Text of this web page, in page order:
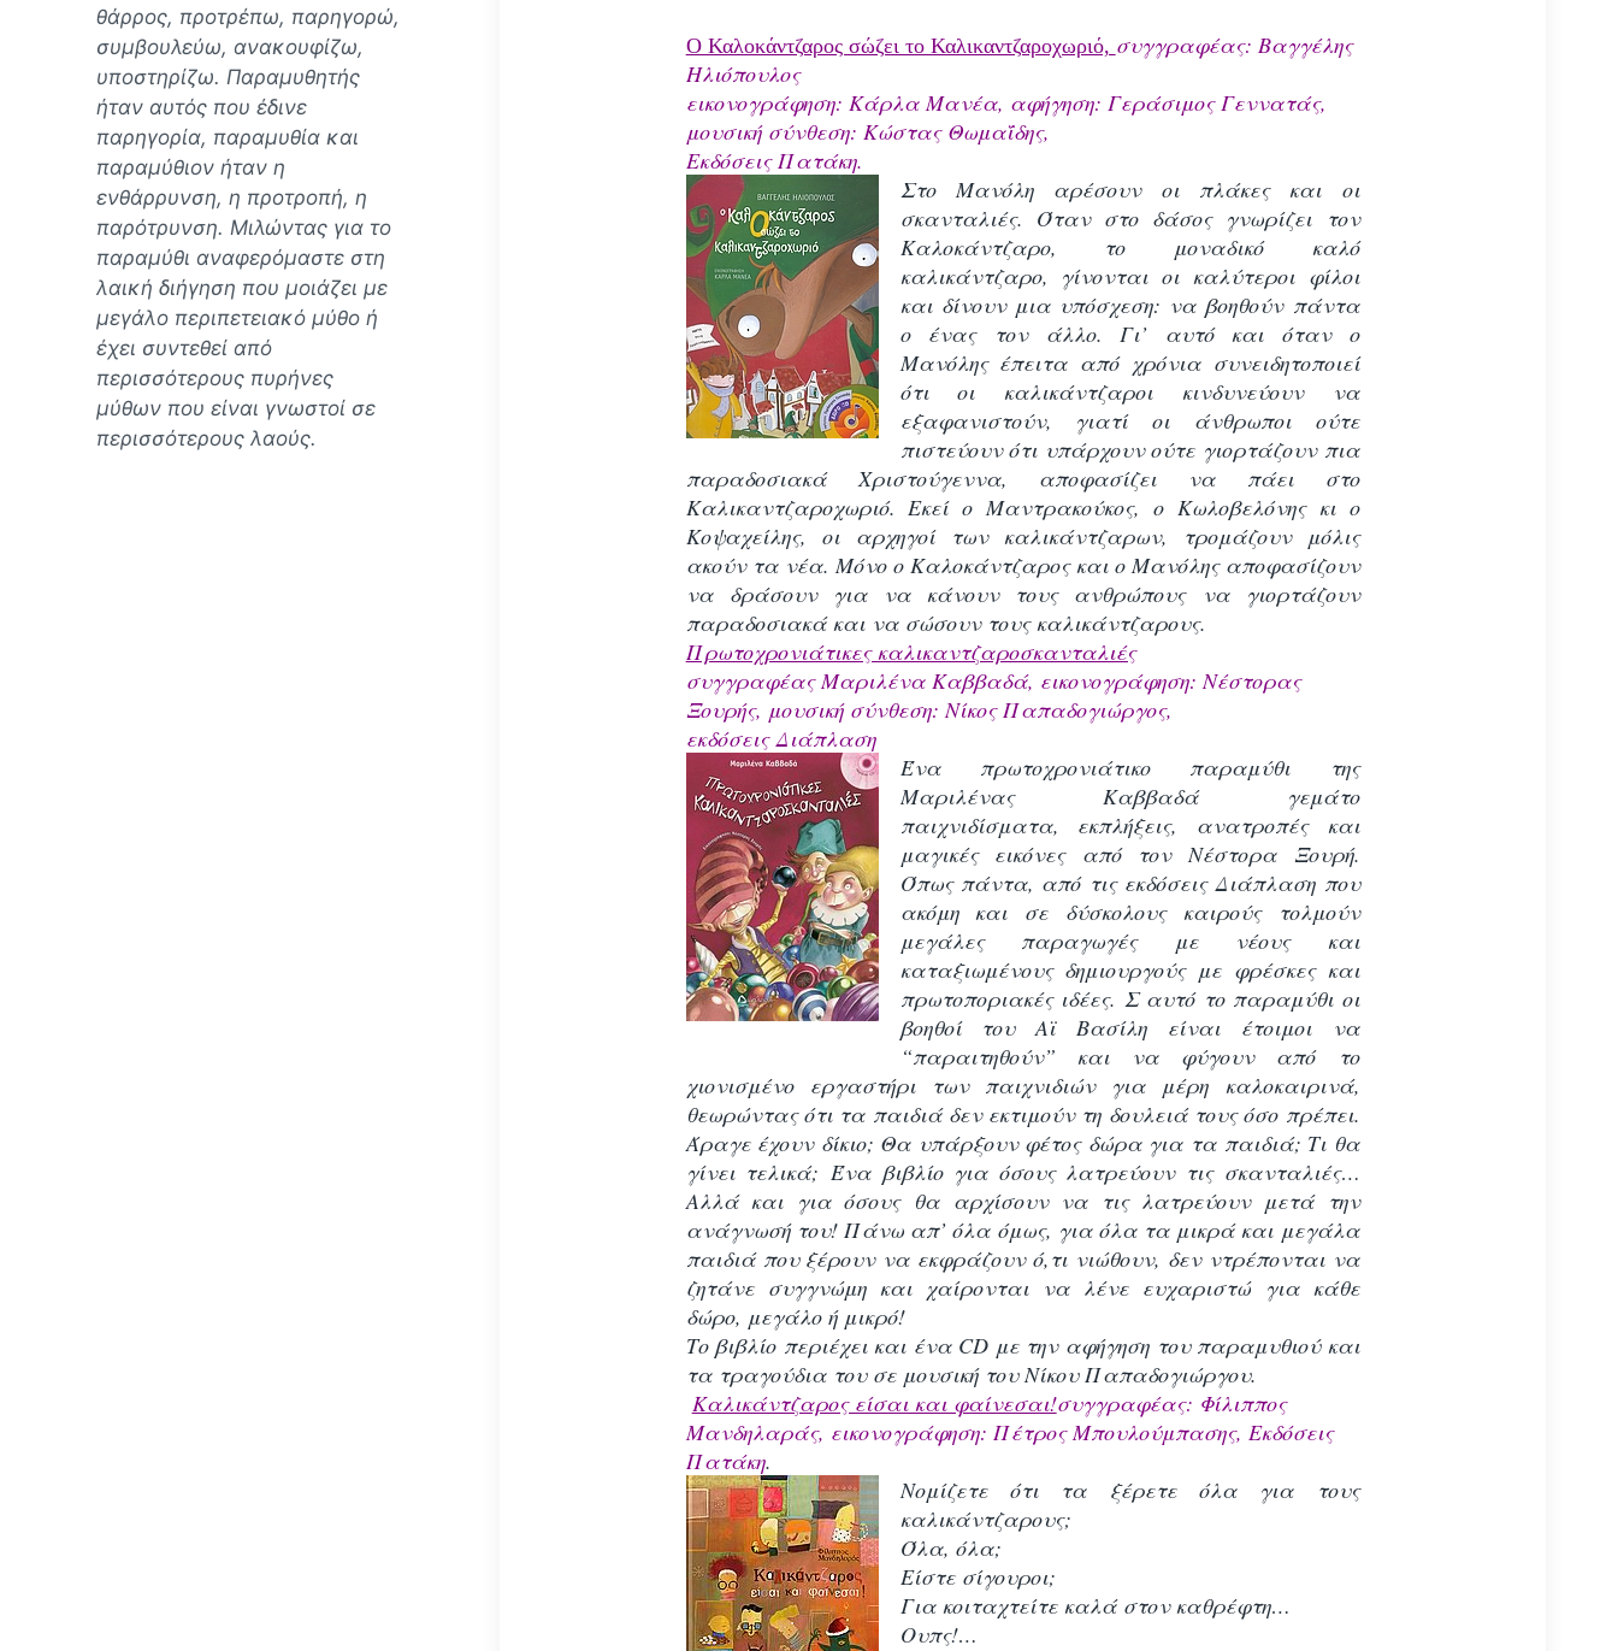
θάρρος, προτρέπω, παρηγορώ,
συμβουλεύω, ανακουφίζω,
υποστηρίζω. Παραμυθητής
ήταν αυτός που έδινε
παρηγορία, παραμυθία και
παραμύθιον ήταν η
ενθάρρυνση, η προτροπή, η
παρότρυνση. Mιλώντας για το
παραμύθι αναφερόμαστε στη
λαική διήγηση που μοιάζει με
μεγάλο περιπετειακό μύθο ή
έχει συντεθεί από
περισσότερους πυρήνες
μύθων που είναι γνωστοί σε
περισσότερους λαούς.
Ο Καλοκάντζαρος σώζει το Καλικαντζαροχωριό, συγγραφέας: Βαγγέλης
Ηλιόπουλος
εικονογράφηση: Κάρλα Μανέα, αφήγηση: Γεράσιμος Γεννατάς,
μουσική σύνθεση: Κώστας Θωμαΐδης,
Εκδόσεις Πατάκη.
Στο Μανόλη αρέσουν οι πλάκες και οι
σκανταλιές. Όταν στο δάσος γνωρίζει τον
Καλοκάντζαρο, το μοναδικό καλό
καλικάντζαρο, γίνονται οι καλύτεροι φίλοι
και δίνουν μια υπόσχεση: να βοηθούν πάντα
ο ένας τον άλλο. Γι’ αυτό και όταν ο
Μανόλης έπειτα από χρόνια συνειδητοποιεί
ότι οι καλικάντζαροι κινδυνεύουν να
εξαφανιστούν, γιατί οι άνθρωποι ούτε
πιστεύουν ότι υπάρχουν ούτε γιορτάζουν πια
παραδοσιακά Χριστούγεννα, αποφασίζει να πάει στο
Καλικαντζαροχωριό. Εκεί ο Μαντρακούκος, ο Κωλοβελόνης κι ο
Κοψαχείλης, οι αρχηγοί των καλικάντζαρων, τρομάζουν μόλις
ακούν τα νέα. Μόνο ο Καλοκάντζαρος και ο Μανόλης αποφασίζουν
να δράσουν για να κάνουν τους ανθρώπους να γιορτάζουν
παραδοσιακά και να σώσουν τους καλικάντζαρους.
Πρωτοχρονιάτικες καλικαντζαροσκανταλιές
συγγραφέας Μαριλένα Καββαδά, εικονογράφηση: Νέστορας
Ξουρής, μουσική σύνθεση: Νίκος Παπαδογιώργος,
εκδόσεις Διάπλαση
Ένα πρωτοχρονιάτικο παραμύθι της
Μαριλένας Καββαδά γεμάτο
παιχνιδίσματα, εκπλήξεις, ανατροπές και
μαγικές εικόνες από τον Νέστορα Ξουρή.
Όπως πάντα, από τις εκδόσεις Διάπλαση που
ακόμη και σε δύσκολους καιρούς τολμούν
μεγάλες παραγωγές με νέους και
καταξιωμένους δημιουργούς με φρέσκες και
πρωτοποριακές ιδέες. Σ αυτό το παραμύθι οι
βοηθοί του Αϊ Βασίλη είναι έτοιμοι να
“παραιτηθούν” και να φύγουν από το
χιονισμένο εργαστήρι των παιχνιδιών για μέρη καλοκαιρινά,
θεωρώντας ότι τα παιδιά δεν εκτιμούν τη δουλειά τους όσο πρέπει.
Άραγε έχουν δίκιο; Θα υπάρξουν φέτος δώρα για τα παιδιά; Τι θα
γίνει τελικά; Ένα βιβλίο για όσους λατρεύουν τις σκανταλιές…
Αλλά και για όσους θα αρχίσουν να τις λατρεύουν μετά την
ανάγνωσή του! Πάνω απ’ όλα όμως, για όλα τα μικρά και μεγάλα
παιδιά που ξέρουν να εκφράζουν ό,τι νιώθουν, δεν ντρέπονται να
ζητάνε συγγνώμη και χαίρονται να λένε ευχαριστώ για κάθε
δώρο, μεγάλο ή μικρό!
Το βιβλίο περιέχει και ένα CD με την αφήγηση του παραμυθιού και
τα τραγούδια του σε μουσική του Νίκου Παπαδογιώργου.
Καλικάντζαρος είσαι και φαίνεσαι!συγγραφέας: Φίλιππος
Μανδηλαράς, εικονογράφηση: Πέτρος Μπουλούμπασης, Εκδόσεις
Πατάκη.
Νομίζετε ότι τα ξέρετε όλα για τους
καλικάντζαρους;
Όλα, όλα;
Είστε σίγουροι;
Για κοιταχτείτε καλά στον καθρέφτη…
Ουπς!…